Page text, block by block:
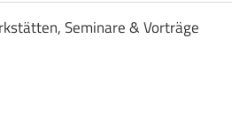
Seminare & Vorträge